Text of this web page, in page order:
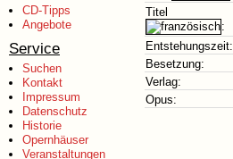
CD-Tipps
Angebote
Service
Suchen
Kontakt
Impressum
Datenschutz
Historie
Opernhäuser
Veranstaltungen
Titel
:
Entstehungszeit:
Besetzung:
Verlag:
Opus: